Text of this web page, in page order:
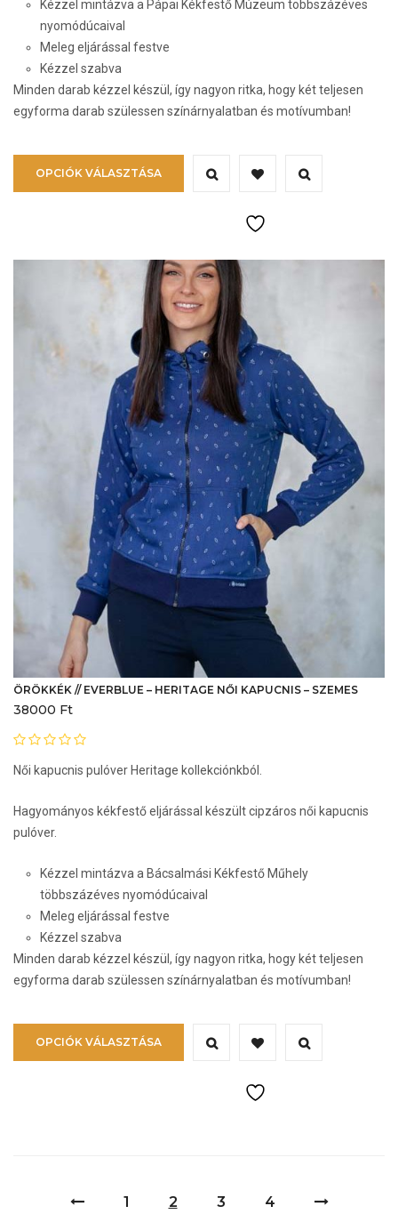
Kézzel mintázva a Pápai Kékfestő Múzeum többszázéves
nyomódúcaival
Meleg eljárással festve
Kézzel szabva
Minden darab kézzel készül, így nagyon ritka, hogy két teljesen
egyforma darab szülessen színárnyalatban és motívumban!
OPCIÓK VÁLASZTÁSA
van.
A
változatok
a
termékoldalon
választhatók
ki
ÖRÖKKÉK // EVERBLUE – HERITAGE NŐI KAPUCNIS – SZEMES
38000 Ft
Női kapucnis pulóver Heritage kollekciónkból.
Hagyományos kékfestő eljárással készült cipzáros női kapucnis
pulóver.
Kézzel mintázva a Bácsalmási Kékfestő Műhely
többszázéves nyomódúcaival
Meleg eljárással festve
Kézzel szabva
Minden darab kézzel készül, így nagyon ritka, hogy két teljesen
egyforma darab szülessen színárnyalatban és motívumban!
OPCIÓK VÁLASZTÁSA
1 2 3 4